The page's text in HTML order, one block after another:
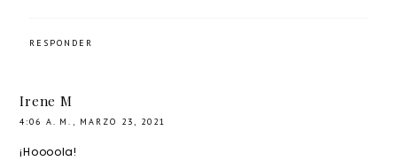
RESPONDER
Irene M
4:06 A. M., MARZO 23, 2021
¡Hoooola!